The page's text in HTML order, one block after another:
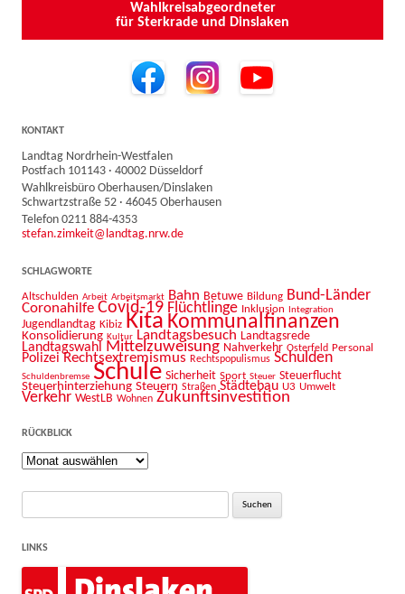
Wahlkreisabgeordneter
für Sterkrade und Dinslaken
KONTAKT
Landtag Nordrhein-Westfalen
Postfach 101143 · 40002 Düsseldorf
Wahlkreisbüro Oberhausen/Dinslaken
Schwartzstraße 52 · 46045 Oberhausen
Telefon 0211 884-4353
stefan.zimkeit@landtag.nrw.de
SCHLAGWORTE
Altschulden Arbeit Arbeitsmarkt Bahn Betuwe Bildung Bund-Länder
Coronahilfe Covid-19 Flüchtlinge Inklusion Integration
Jugendlandtag Kibiz Kita Kommunalfinanzen
Konsolidierung Kultur Landtagsbesuch Landtagsrede
Landtagswahl Mittelzuweisung Nahverkehr Osterfeld Personal
Polizei Rechtsextremismus Rechtspopulismus Schulden
Schuldenbremse Schule Sicherheit Sport Steuer Steuerflucht
Steuerhinterziehung Steuern Straßen Städtebau U3 Umwelt
Verkehr WestLB Wohnen Zukunftsinvestition
RÜCKBLICK
Rückblick
LINKS